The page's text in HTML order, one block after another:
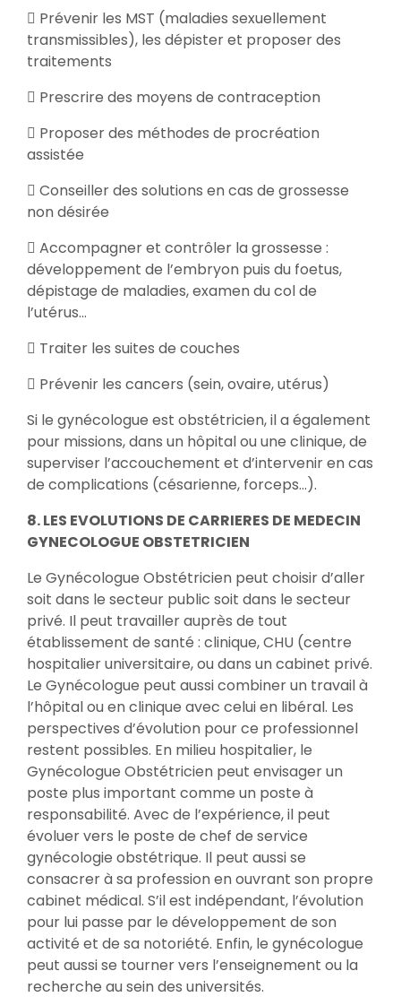
 Prévenir les MST (maladies sexuellement
transmissibles), les dépister et proposer des
traitements
 Prescrire des moyens de contraception
 Proposer des méthodes de procréation
assistée
 Conseiller des solutions en cas de grossesse
non désirée
 Accompagner et contrôler la grossesse :
développement de l’embryon puis du foetus,
dépistage de maladies, examen du col de
l’utérus…
 Traiter les suites de couches
 Prévenir les cancers (sein, ovaire, utérus)
Si le gynécologue est obstétricien, il a également
pour missions, dans un hôpital ou une clinique, de
superviser l’accouchement et d’intervenir en cas
de complications (césarienne, forceps…).
8. LES EVOLUTIONS DE CARRIERES DE MEDECIN
GYNECOLOGUE OBSTETRICIEN
Le Gynécologue Obstétricien peut choisir d’aller
soit dans le secteur public soit dans le secteur
privé. Il peut travailler auprès de tout
établissement de santé : clinique, CHU (centre
hospitalier universitaire, ou dans un cabinet privé.
Le Gynécologue peut aussi combiner un travail à
l’hôpital ou en clinique avec celui en libéral. Les
perspectives d’évolution pour ce professionnel
restent possibles. En milieu hospitalier, le
Gynécologue Obstétricien peut envisager un
poste plus important comme un poste à
responsabilité. Avec de l’expérience, il peut
évoluer vers le poste de chef de service
gynécologie obstétrique. Il peut aussi se
consacrer à sa profession en ouvrant son propre
cabinet médical. S’il est indépendant, l’évolution
pour lui passe par le développement de son
activité et de sa notoriété. Enfin, le gynécologue
peut aussi se tourner vers l’enseignement ou la
recherche au sein des universités.